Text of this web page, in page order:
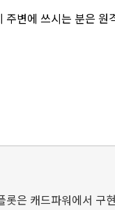
변에 쓰시는 분은
은 캐드파워에서 구